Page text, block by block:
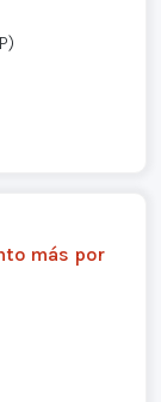
más por